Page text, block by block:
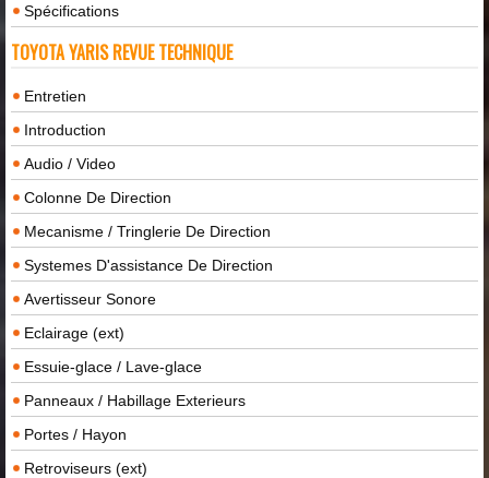
Spécifications
TOYOTA YARIS REVUE TECHNIQUE
Entretien
Introduction
Audio / Video
Colonne De Direction
Mecanisme / Tringlerie De Direction
Systemes D'assistance De Direction
Avertisseur Sonore
Eclairage (ext)
Essuie-glace / Lave-glace
Panneaux / Habillage Exterieurs
Portes / Hayon
Retroviseurs (ext)